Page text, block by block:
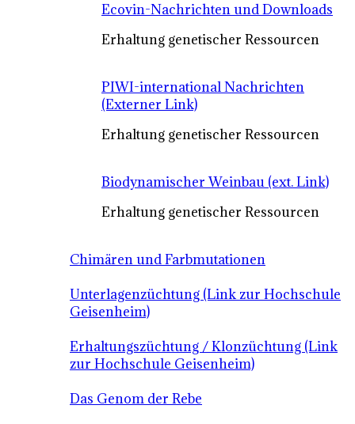
Ecovin-Nachrichten und Downloads
Erhaltung genetischer Ressourcen
PIWI-international Nachrichten
(Externer Link)
Erhaltung genetischer Ressourcen
Biodynamischer Weinbau (ext. Link)
Erhaltung genetischer Ressourcen
Chimären und Farbmutationen
Unterlagenzüchtung (Link zur Hochschule
Geisenheim)
Erhaltungszüchtung / Klonzüchtung (Link
zur Hochschule Geisenheim)
Das Genom der Rebe